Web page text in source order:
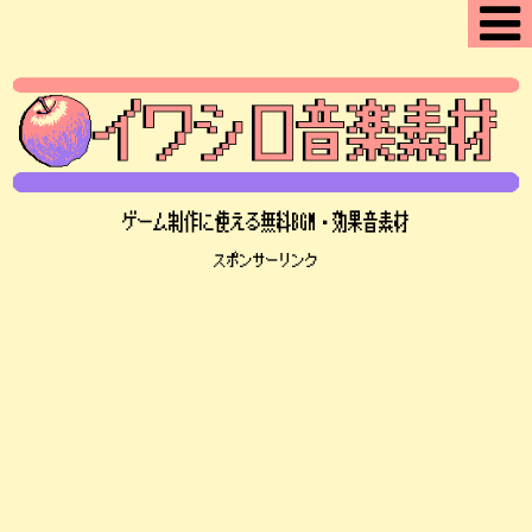
ゲーム制作に使える無料BGM・効果音素材
スポンサーリンク